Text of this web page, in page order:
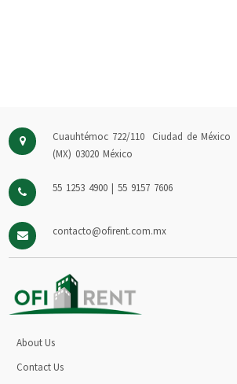
Cuauhtémoc 722/110
Ciudad de México
(MX) 03020 México
55 1253 4900 | 55 9157 7606
contacto@ofirent.com.mx
About Us
Contact Us